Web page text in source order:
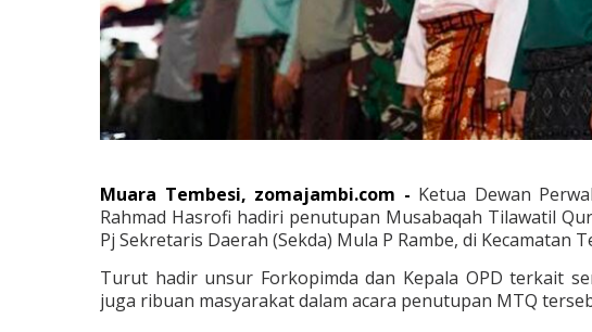
Muara Tembesi, zomajambi.com - Ketua Dewan
Rahmad Hasrofi hadiri penutupan Musabaqah Tilawatil
Pj Sekretaris Daerah (Sekda) Mula P Rambe, di Kecamatan
Turut hadir unsur Forkopimda dan Kepala OPD terkait
juga ribuan masyarakat dalam acara penutupan MTQ